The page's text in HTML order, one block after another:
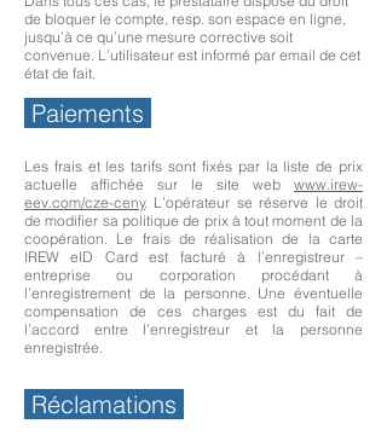
de bloquer le compte, resp. son espace en ligne,
jusqu’à ce qu’une mesure corrective soit
convenue. L’utilisateur est informé par email de cet
état de fait.
Paiements
Les frais et les tarifs sont fixés par la liste de prix
actuelle affichée sur le site web www.irew-
eev.com/cze-ceny. L’opérateur se réserve le droit
de modifier sa politique de prix à tout moment de la
coopération. Le frais de réalisation de la carte
IREW eID Card est facturé à l’enregistreur –
entreprise ou corporation procédant à
l’enregistrement de la personne. Une éventuelle
compensation de ces charges est du fait de
l’accord entre l’enregistreur et la personne
enregistrée.
Réclamations